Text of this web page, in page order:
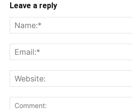
Leave a reply